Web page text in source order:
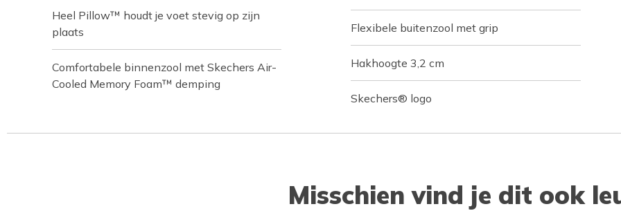
Heel Pillow™ houdt je voet stevig op zijn
plaats
Comfortabele binnenzool met Skechers Air-
Cooled Memory Foam™ demping
Flexibele buitenzool met grip
Hakhoogte 3,2 cm
Skechers® logo
Misschien vind je dit ook